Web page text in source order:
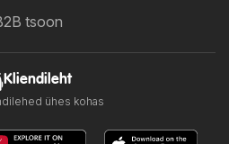
tsoon
Kliendileht
ühes kohas